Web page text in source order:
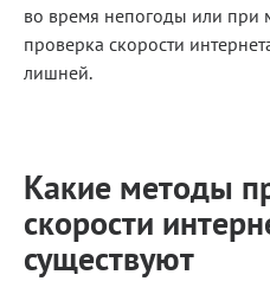
во время непогоды или при
проверка скорости
лишней.
Какие методы
скорости
существуют